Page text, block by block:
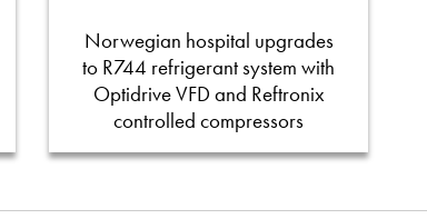
Norwegian hospital upgrades
to R744 refrigerant system with
Optidrive VFD and Reftronix
controlled compressors